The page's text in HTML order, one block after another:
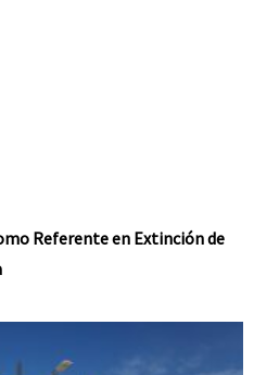
Referente en Extinción de